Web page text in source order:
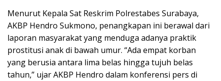
Menurut Kepala Sat Reskrim Polrestabes Surabaya,
AKBP Hendro Sukmono, penangkapan ini berawal dari
laporan masyarakat yang menduga adanya praktik
prostitusi anak di bawah umur. “Ada empat korban
yang berusia antara lima belas hingga tujuh belas
tahun,” ujar AKBP Hendro dalam konferensi pers di